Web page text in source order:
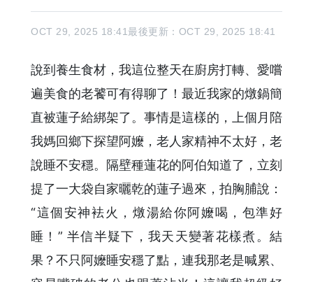
OCT 29, 2025 18:41最後更新：OCT 29, 2025 18:41
說到養生食材，我這位整天在廚房打轉、愛嚐
遍美食的老饕可有得聊了！最近我家的燉鍋簡
直被蓮子給綁架了。事情是這樣的，上個月陪
我媽回鄉下探望阿嬤，老人家精神不太好，老
說睡不安穩。隔壁種蓮花的阿伯知道了，立刻
提了一大袋自家曬乾的蓮子過來，拍胸脯說：
“這個安神袪火，燉湯給你阿嬤喝，包準好
睡！” 半信半疑下，我天天變著花樣煮。結
果？不只阿嬤睡安穩了點，連我那老是喊累、